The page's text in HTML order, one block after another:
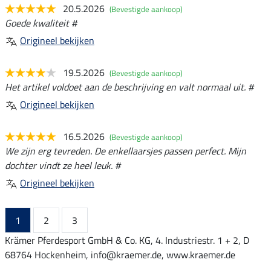
20.5.2026 (Bevestigde aankoop)
Goede kwaliteit #
Origineel bekijken
19.5.2026 (Bevestigde aankoop)
Het artikel voldoet aan de beschrijving en valt normaal uit. #
Origineel bekijken
16.5.2026 (Bevestigde aankoop)
We zijn erg tevreden. De enkellaarsjes passen perfect. Mijn
dochter vindt ze heel leuk. #
Origineel bekijken
1 2
3
Krämer Pferdesport GmbH & Co. KG, 4. Industriestr. 1 + 2, D
68764 Hockenheim, info@kraemer.de, www.kraemer.de